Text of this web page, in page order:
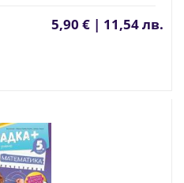
5,90 € | 11,54 лв.